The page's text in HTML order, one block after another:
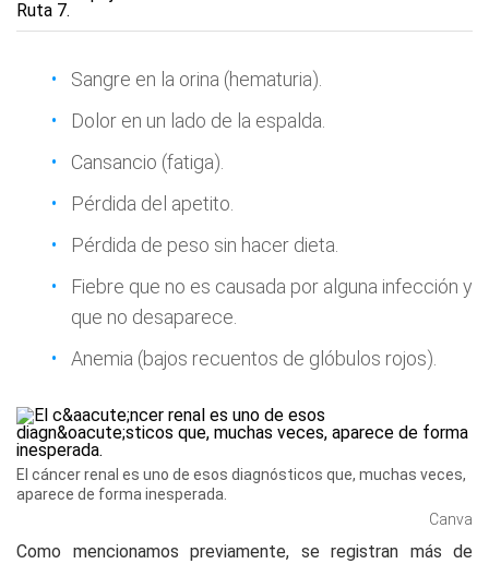
Sangre en la orina (hematuria).
Dolor en un lado de la espalda.
Cansancio (fatiga).
Pérdida del apetito.
Pérdida de peso sin hacer dieta.
Fiebre que no es causada por alguna infección y
que no desaparece.
Anemia (bajos recuentos de glóbulos rojos).
El cáncer renal es uno de esos diagnósticos que, muchas veces,
aparece de forma inesperada.
Canva
Como mencionamos previamente, se registran más de